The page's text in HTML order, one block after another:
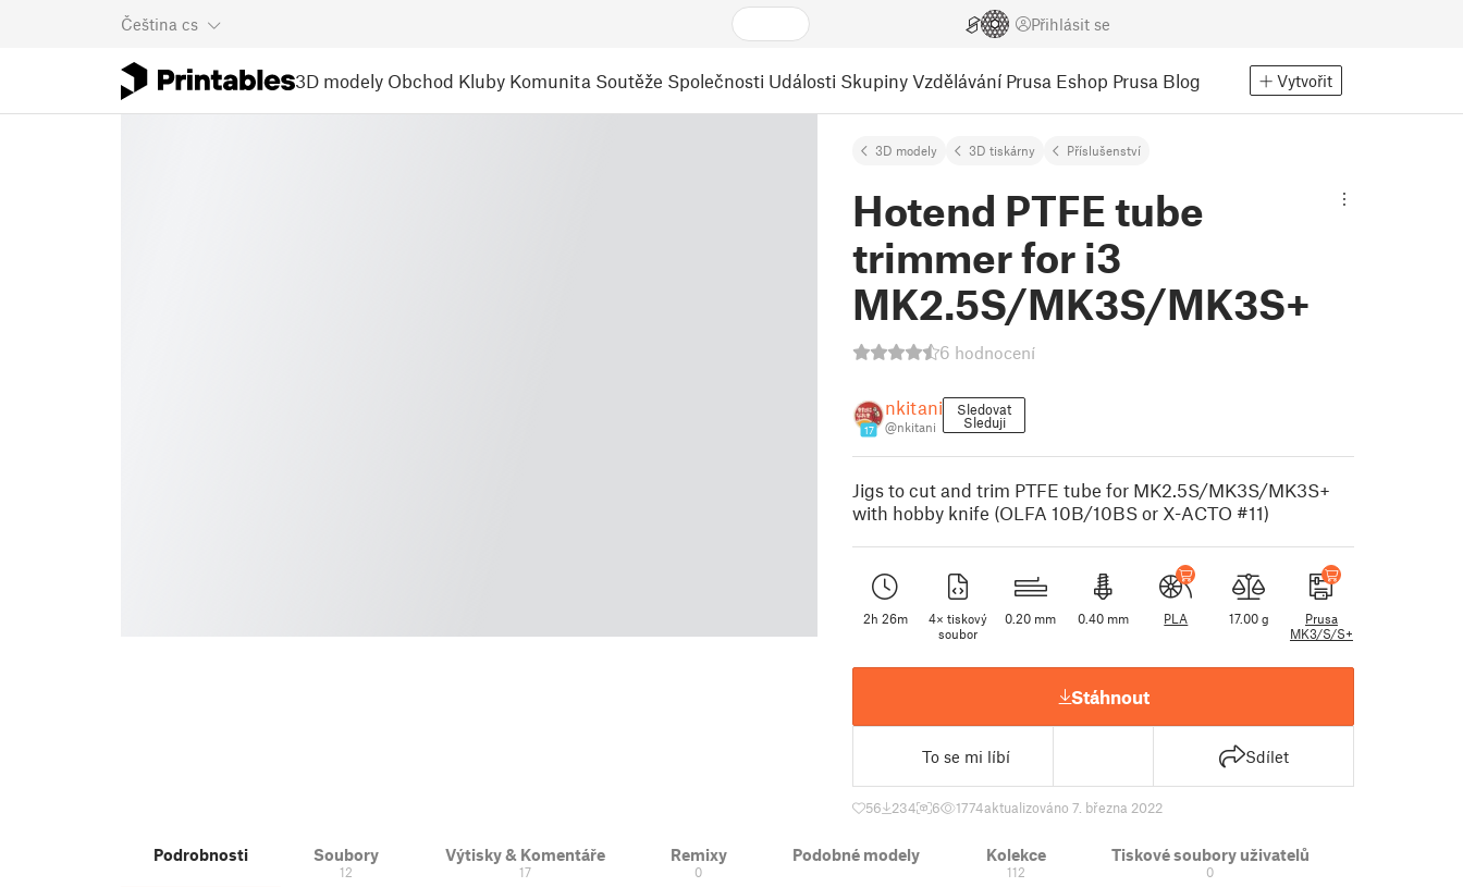
Čeština cs Přihlásit se
3D modely Obchod Kluby Komunita Soutěže Společnosti Události Skupiny Vzdělávání Prusa Eshop Prusa Blog Vytvořit
3D modely 3D tiskárny Příslušenství
Hotend PTFE tube
trimmer for i3
MK2.5S/MK3S/MK3S+
6 hodnocení
17
nkitani
@nkitani
Sledovat
Sleduji
Jigs to cut and trim PTFE tube for MK2.5S/MK3S/MK3S+
with hobby knife (OLFA 10B/10BS or X-ACTO #11)
2h 26m
4× tiskový
soubor
0.20 mm 0.40 mm PLA 17.00 g
Prusa
MK3/S/S+
Stáhnout
To se mi líbí Sdílet
56 234 6 1774aktualizováno 7. března 2022
Podrobnosti Soubory
12
Výtisky & Komentáře
17
Remixy
0
Podobné modely Kolekce
112
Tiskové soubory uživatelů
0